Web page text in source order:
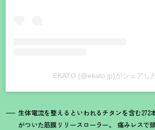
EKATO.(@ekato.jp)がシェアし
生体電流を整えるといわれるチタンを含む272
がついた筋膜リリースローラー。 痛みレスで